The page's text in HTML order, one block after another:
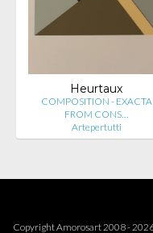
Heurtaux
COMPOSITION - EXACTA
FROM CONS…
Artepertutti
Copyright Amorosart 2008 -